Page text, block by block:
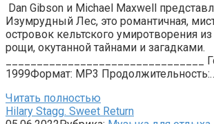
Dan Gibson и Michael Maxwell
Изумрудный Лес, это романтичная,
островок кельтского умиротворения
рощи, окутанной тайнами и загадками.
________________________________
1999Формат: MP3
Читать полностью
Hilary Stagg. Sweet Return